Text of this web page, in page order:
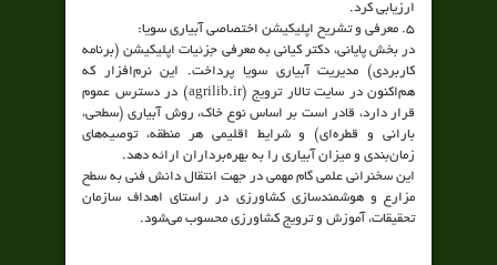
ارزیابی کرد.
۵. معرفی و تشریح اپلیکیشن اختصاصی آبیاری سویا:
در بخش پایانی، دکتر کیانی به معرفی جزئیات اپلیکیشن (برنامه
کاربردی) مدیریت آبیاری سویا پرداخت. این نرم‌افزار که
هم‌اکنون در سایت تالار ترویج (agrilib.ir) در دسترس عموم
قرار دارد، قادر است بر اساس نوع خاک، روش آبیاری (سطحی،
بارانی و قطره‌ای) و شرایط اقلیمی هر منطقه، توصیه‌های
زمان‌بندی و میزان آبیاری را به بهره‌برداران ارائه دهد.
این سخنرانی علمی گام مهمی در جهت انتقال دانش فنی به سطح
مزارع و هوشمندسازی کشاورزی در راستای اهداف سازمان
تحقیقات، آموزش و ترویج کشاورزی محسوب می‌شود.